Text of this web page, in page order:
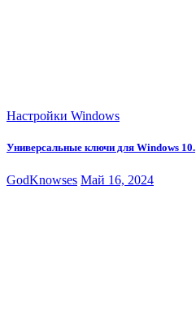
Настройки Windows
Универсальные ключи для Windows 10.
GodKnowses Май 16, 2024